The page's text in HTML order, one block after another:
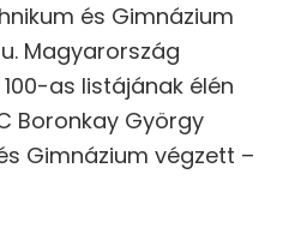
és Gimnázium
Magyarország
as listájának élén
Boronkay György
Gimnázium végzett –